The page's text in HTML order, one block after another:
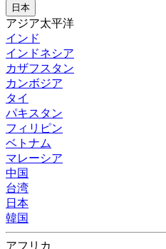
日本
アジア太平洋
インド
インドネシア
カザフスタン
カンボジア
タイ
パキスタン
フィリピン
ベトナム
マレーシア
中国
台湾
日本
韓国
アフリカ